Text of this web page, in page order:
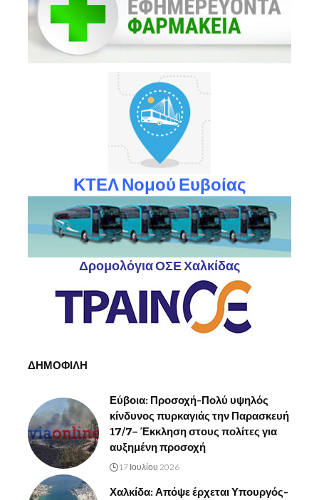
ΚΤΕΛ Νομού Ευβοίας
Δρομολόγια ΟΣΕ Χαλκίδας
ΔΗΜΟΦΙΛΗ
Εύβοια: Προσοχή-Πολύ υψηλός
κίνδυνος πυρκαγιάς την Παρασκευή
17/7– Έκκληση στους πολίτες για
αυξημένη προσοχή
17 Ιουλίου 2026
Χαλκίδα: Απόψε έρχεται Υπουργός-